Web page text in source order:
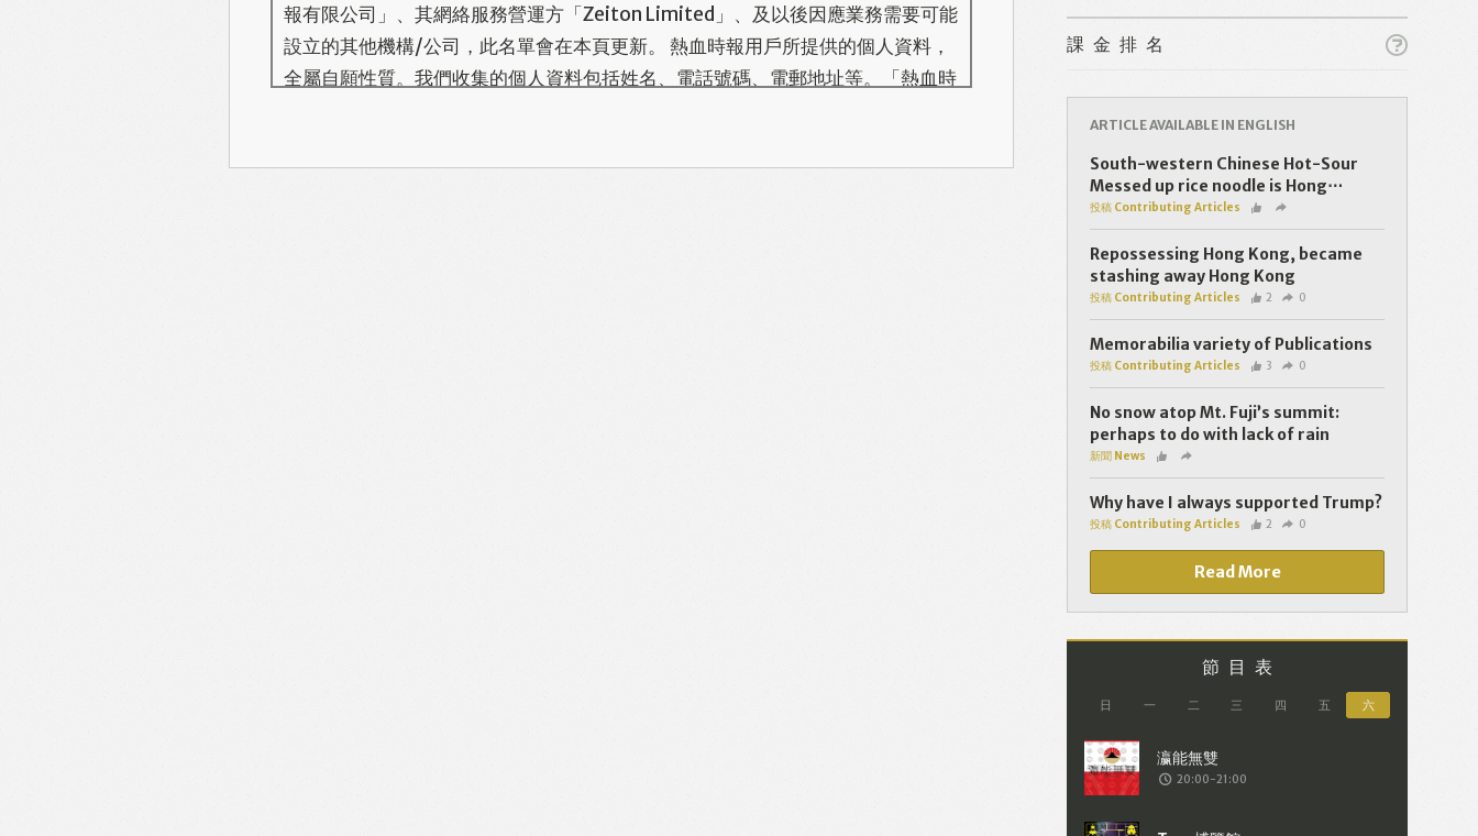
報有限公司」、其網絡服務營運方「Zeiton Limited」、及以後因應業務需要可能
設立的其他機構/公司，此名單會在本頁更新。 熱血時報用戶所提供的個人資料，
全屬自願性質。我們收集的個人資料包括姓名、電話號碼、電郵地址等。「熱血時
內容之增減，恕不另行通知。 熱血時報可以將你的個人資料與從商業夥伴或其他
課金排名
ARTICLE AVAILABLE IN ENGLISH
South-western Chinese Hot-Sour
Messed up rice noodle is Hong⋯
投稿 Contributing Articles
Repossessing Hong Kong, became
stashing away Hong Kong
投稿 Contributing Articles 2 0
Memorabilia variety of Publications
投稿 Contributing Articles 3 0
No snow atop Mt. Fuji’s summit:
perhaps to do with lack of rain
新聞 News
Why have I always supported Trump?
投稿 Contributing Articles 2 0
Read More
節目表
日 一 二 三 四 五 六
20:00-21:00